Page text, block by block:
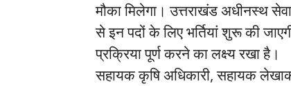
मौका मिलेगा। उत्तराखंड अधीनस्थ
से इन पदों के लिए भर्तियां शुरू की
प्रक्रिया पूर्ण करने का लक्ष्य रखा है।
सहायक कृषि अधिकारी, सहायक